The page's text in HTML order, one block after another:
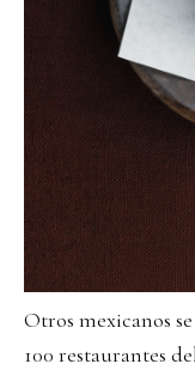
Otros mexicanos
100 restaurantes